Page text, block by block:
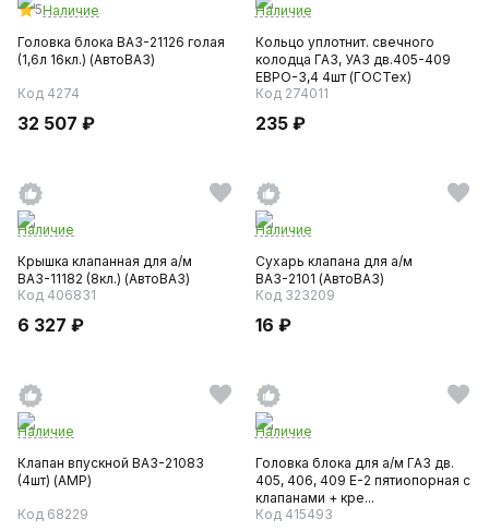
5Наличие
Головка блока ВАЗ-21126 голая
(1,6л 16кл.) (АвтоВАЗ)
Код 4274
32 507 ₽
Наличие
Кольцо уплотнит. свечного
колодца ГАЗ, УАЗ дв.405-409
ЕВРО-3,4 4шт (ГОСТех)
Код 274011
235 ₽
Наличие
Крышка клапанная для а/м
ВАЗ-11182 (8кл.) (АвтоВАЗ)
Код 406831
6 327 ₽
Наличие
Сухарь клапана для а/м
ВАЗ-2101 (АвтоВАЗ)
Код 323209
16 ₽
Наличие
Клапан впускной ВАЗ-21083
(4шт) (AMP)
Код 68229
Наличие
Головка блока для а/м ГАЗ дв.
405, 406, 409 Е-2 пятиопорная с
клапанами + кре...
Код 415493